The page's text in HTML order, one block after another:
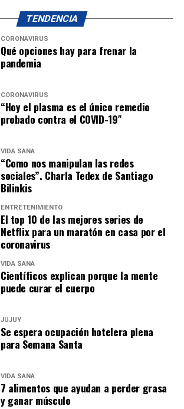
TENDENCIA
CORONAVIRUS
Qué opciones hay para frenar la
pandemia
CORONAVIRUS
“Hoy el plasma es el único remedio
probado contra el COVID-19″
VIDA SANA
“Como nos manipulan las redes
sociales”. Charla Tedex de Santiago
Bilinkis
ENTRETENIMIENTO
El top 10 de las mejores series de
Netflix para un maratón en casa por el
coronavirus
VIDA SANA
Científicos explican porque la mente
puede curar el cuerpo
JUJUY
Se espera ocupación hotelera plena
para Semana Santa
VIDA SANA
7 alimentos que ayudan a perder grasa
y ganar músculo